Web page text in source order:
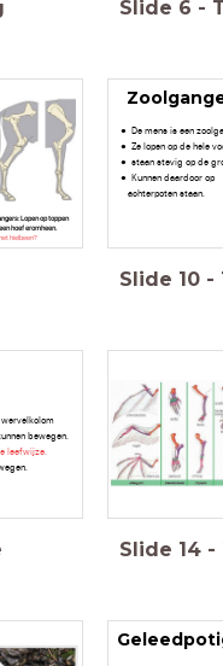
Slide 6 -
Lopen op toppen
hoef eromheen.
hielbeen?
De mens is een
Ze lopen op de hele
staan stevig op de
Kunnen daardoor op
achterpoten staan.
Slide 10 -
bewegen.
leefwijze.
Slide 14 -